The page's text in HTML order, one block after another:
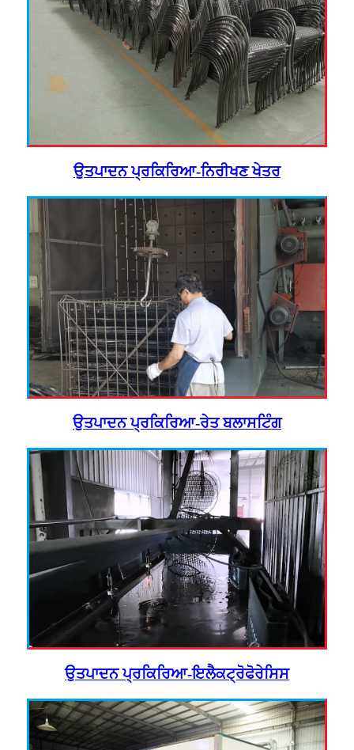
ਉਤਪਾਦਨ ਪ੍ਰਕਿਰਿਆ-ਨਿਰੀਖਣ ਖੇਤਰ
ਉਤਪਾਦਨ ਪ੍ਰਕਿਰਿਆ-ਰੇਤ ਬਲਾਸਟਿੰਗ
ਉਤਪਾਦਨ ਪ੍ਰਕਿਰਿਆ-ਇਲੈਕਟ੍ਰੋਫੋਰੇਸਿਸ